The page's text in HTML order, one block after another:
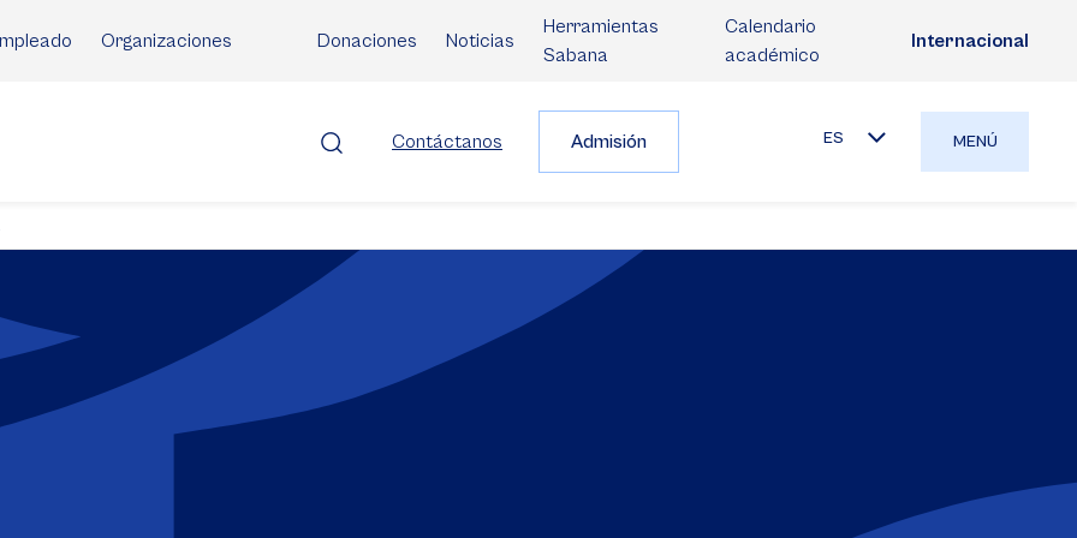
Organizaciones Donaciones Noticias
Herramientas
Sabana
Calendario
académico
Internacional
Contáctanos Admisión ES MENÚ